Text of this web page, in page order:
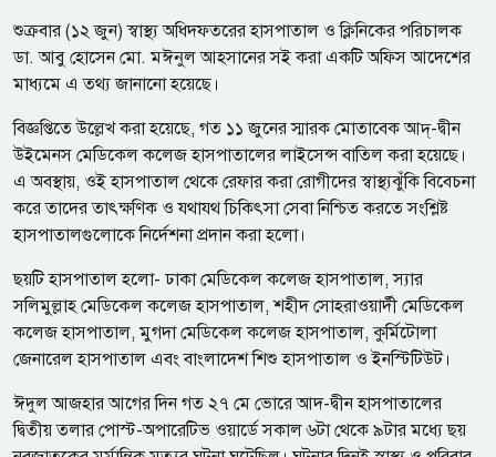
শুক্রবার (১২ জুন) স্বাস্থ্য অধিদফতরের হাসপাতাল ও ক্লিনিকের পরিচালক
ডা. আবু হোসেন মো. মঈনুল আহসানের সই করা একটি অফিস আদেশের
মাধ্যমে এ তথ্য জানানো হয়েছে।
বিজ্ঞপ্তিতে উল্লেখ করা হয়েছে, গত ১১ জুনের স্মারক মোতাবেক আদ্‌-দ্বীন
উইমেনস মেডিকেল কলেজ হাসপাতালের লাইসেন্স বাতিল করা হয়েছে।
এ অবস্থায়, ওই হাসপাতাল থেকে রেফার করা রোগীদের স্বাস্থ্যঝুঁকি বিবেচনা
করে তাদের তাৎক্ষণিক ও যথাযথ চিকিৎসা সেবা নিশ্চিত করতে সংশ্লিষ্ট
হাসপাতালগুলোকে নির্দেশনা প্রদান করা হলো।
ছয়টি হাসপাতাল হলো- ঢাকা মেডিকেল কলেজ হাসপাতাল, স্যার
সলিমুল্লাহ মেডিকেল কলেজ হাসপাতাল, শহীদ সোহরাওয়ার্দী মেডিকেল
কলেজ হাসপাতাল, মুগদা মেডিকেল কলেজ হাসপাতাল, কুর্মিটোলা
জেনারেল হাসপাতাল এবং বাংলাদেশ শিশু হাসপাতাল ও ইনস্টিটিউট।
ঈদুল আজহার আগের দিন গত ২৭ মে ভোরে আদ-দ্বীন হাসপাতালের
দ্বিতীয় তলার পোস্ট-অপারেটিভ ওয়ার্ডে সকাল ৬টা থেকে ৯টার মধ্যে ছয়